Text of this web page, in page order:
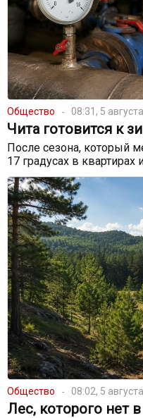
Общество 08:31, 5 августа
Чита готовится к
После сезона, который
17 градусах в квартирах
Общество 08:02, 5 августа
Лес, которого нет в